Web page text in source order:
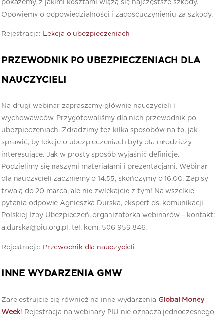
pokażemy, z jakimi kosztami wiążą się najczęstsze szkody.
Opowiemy o odpowiedzialności i zadośćuczynieniu za szkody.
Rejestracja: Lekcja o ubezpieczeniach
PRZEWODNIK PO UBEZPIECZENIACH DLA
NAUCZYCIELI
Na drugi webinar zapraszamy głównie nauczycieli i
wychowawców. Przygotowaliśmy dla nich przewodnik po
ubezpieczeniach. Zdradzimy też kilka sposobów na to, jak
sprawić, by lekcje o ubezpieczeniach były dla młodzieży
interesujące. Jak w prosty sposób wyjaśnić definicje.
Podzielimy się naszymi materiałami i prezentacjami. Webinar
dla nauczycieli zaczniemy o 14.55, skończymy o 16.00. Zapisy
trwają do 20 marca, ale nie zwlekajcie z tym! Na wszelkie
pytania odpowie Agnieszka Durska, ekspert ds. komunikacji
Polskiej Izby Ubezpieczeń, organizatorka webinarów – kontakt:
a.durska@piu.org.pl, tel. kom. 506 956 846.
Rejestracja: Przewodnik dla nauczycieli
INNE WYDARZENIA GMW
Zarejestrujcie się również na inne wydarzenia Global Money
Week! Rejestracja na webinary PIU nie oznacza jednoczesnego